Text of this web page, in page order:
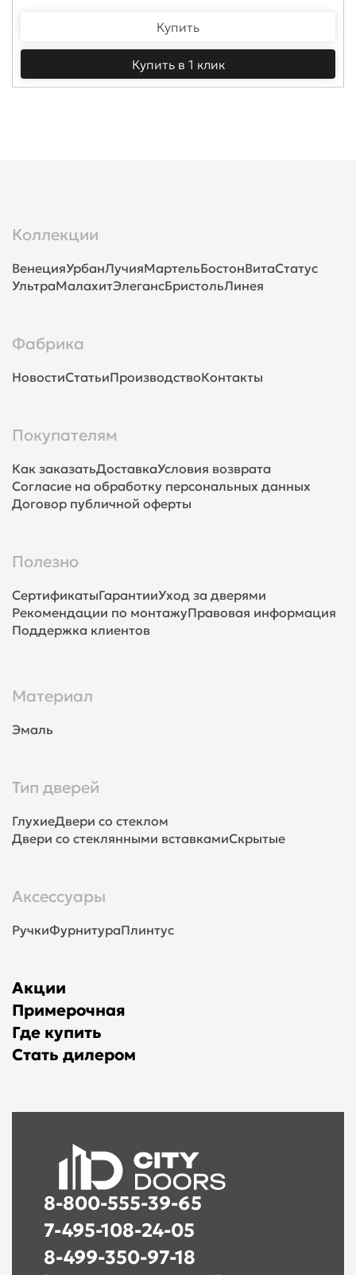
Купить
Купить в 1 клик
Коллекции
ВенецияУрбанЛучияМартельБостонВитаСтатус
УльтраМалахитЭлегансБристольЛинея
Фабрика
НовостиСтатьиПроизводствоКонтакты
Покупателям
Как заказатьДоставкаУсловия возврата
Согласие на обработку персональных данных
Договор публичной оферты
Полезно
СертификатыГарантииУход за дверями
Рекомендации по монтажуПравовая информация
Поддержка клиентов
Материал
Эмаль
Тип дверей
ГлухиеДвери со стеклом
Двери со стеклянными вставкамиСкрытые
Аксессуары
РучкиФурнитураПлинтус
Акции
Примерочная
Где купить
Стать дилером
8-800-555-39-65
7-495-108-24-05
8-499-350-97-18